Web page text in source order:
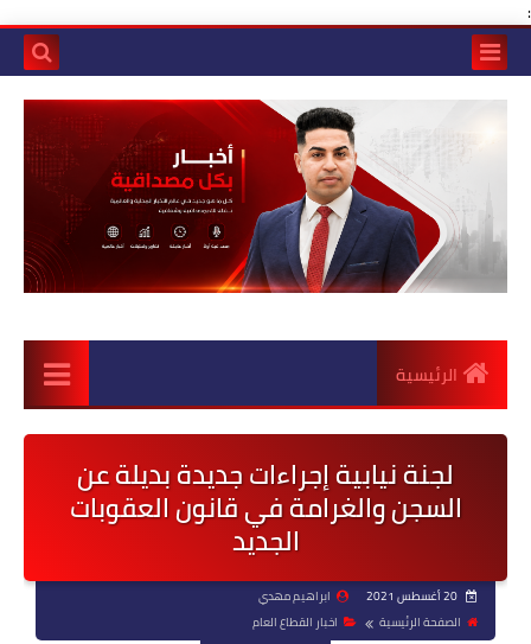
:
الرئيسية
لجنة نيابية إجراءات جديدة بديلة عن
السجن والغرامة في قانون العقوبات
الجديد
20 أغسطس 2021
ابراهيم مهدي
الصفحة الرئيسية
اخبار القطاع العام